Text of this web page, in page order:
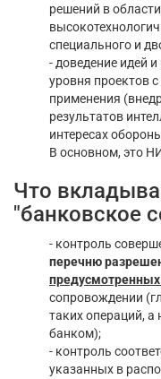
решений в
специального и
- доведение идей
уровня проектов
применения
результатов
интересах
В основном, это
Что
"банковское
- контроль
перечню
сопровождении
таких операций, а
банком);
- контроль
указанных в